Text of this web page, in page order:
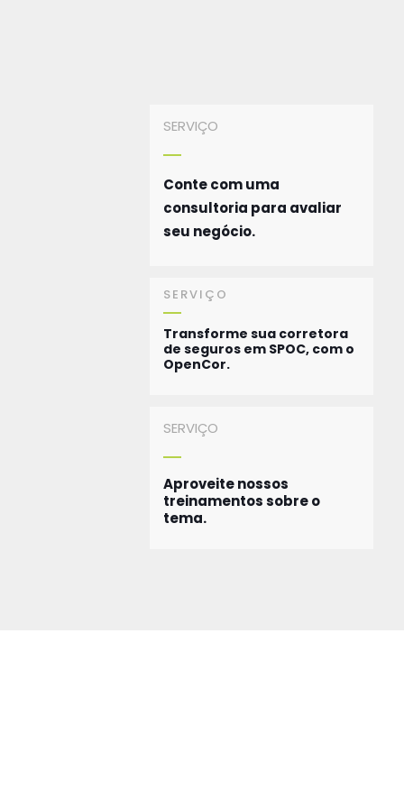
SERVIÇO
Conte com uma
consultoria para avaliar
seu negócio.
SERVIÇO
Transforme sua corretora
de seguros em SPOC, com o
OpenCor.
SERVIÇO
Aproveite nossos
treinamentos sobre o
tema.